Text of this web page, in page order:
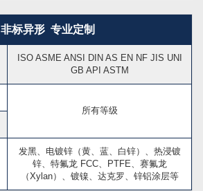
非标异形 专业定制
ISO ASME ANSI DIN AS EN NF JIS UNI
GB API ASTM
所有等级
发黑、电镀锌（黄、蓝、白锌）、热浸镀
锌、特氟龙 FCC、PTFE、赛氟龙
（Xylan）、镀镍、达克罗、锌铝涂层等